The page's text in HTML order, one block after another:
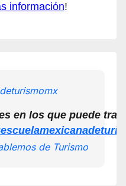
información!
en los que puede
de Turismo